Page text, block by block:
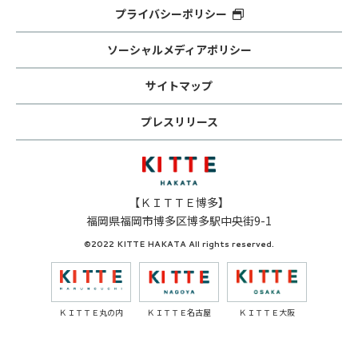
プライバシーポリシー
ソーシャルメディアポリシー
サイトマップ
プレスリリース
【ＫＩＴＴＥ博多】
福岡県福岡市博多区博多駅中央街9-1
©2022 KITTE HAKATA All rights reserved.
ＫＩＴＴＥ丸の内 ＫＩＴＴＥ名古屋 ＫＩＴＴＥ大阪